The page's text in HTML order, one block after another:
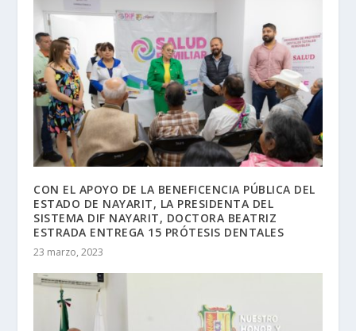
CON EL APOYO DE LA BENEFICENCIA PÚBLICA DEL
ESTADO DE NAYARIT, LA PRESIDENTA DEL
SISTEMA DIF NAYARIT, DOCTORA BEATRIZ
ESTRADA ENTREGA 15 PRÓTESIS DENTALES
23 marzo, 2023